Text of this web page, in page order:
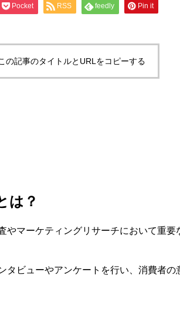
Pocket RSS feedly Pin it
の記事のタイトルとURLをコピーする
は？
やマーケティングリサーチにおいて重要
タビューやアンケートを行い、消費者の